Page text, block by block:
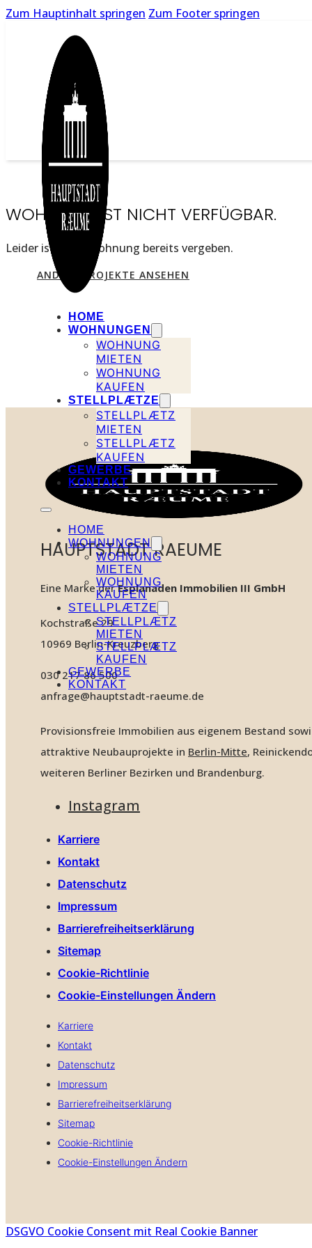
Zum Hauptinhalt springen Zum Footer springen
HOME
WOHNUNGEN
WOHNUNG
MIETEN
WOHNUNG
KAUFEN
STELLPLÆTZE
STELLPLÆTZ
MIETEN
STELLPLÆTZ
KAUFEN
GEWERBE
KONTAKT
HOME
WOHNUNGEN
WOHNUNG
MIETEN
WOHNUNG
KAUFEN
STELLPLÆTZE
STELLPLÆTZ
MIETEN
STELLPLÆTZ
KAUFEN
GEWERBE
KONTAKT
WOHNUNG IST NICHT VERFÜGBAR.
Leider ist diese Wohnung bereits vergeben.
ANDERE PROJEKTE ANSEHEN
HAUPTSTADT RAEUME
Eine Marke derEsplanaden Immobilien III GmbH
Kochstraße 29
10969 Berlin-Kreuzberg
030 217 86 500
anfrage@hauptstadt-raeume.de
Provisionsfreie Immobilien aus eigenem Bestand
attraktive Neubauprojekte in Berlin-Mitte,
weiteren Berliner Bezirken und Brandenburg.
Instagram
Karriere
Kontakt
Datenschutz
Impressum
Barrierefreiheitserklärung
Sitemap
Cookie-Richtlinie
Cookie-Einstellungen Ändern
Karriere
Kontakt
Datenschutz
Impressum
Barrierefreiheitserklärung
Sitemap
Cookie-Richtlinie
Cookie-Einstellungen Ändern
DSGVO Cookie Consent mit Real Cookie Banner